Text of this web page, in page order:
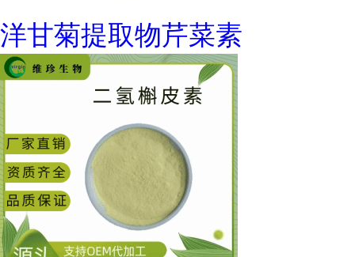
洋甘菊提取物芹菜素